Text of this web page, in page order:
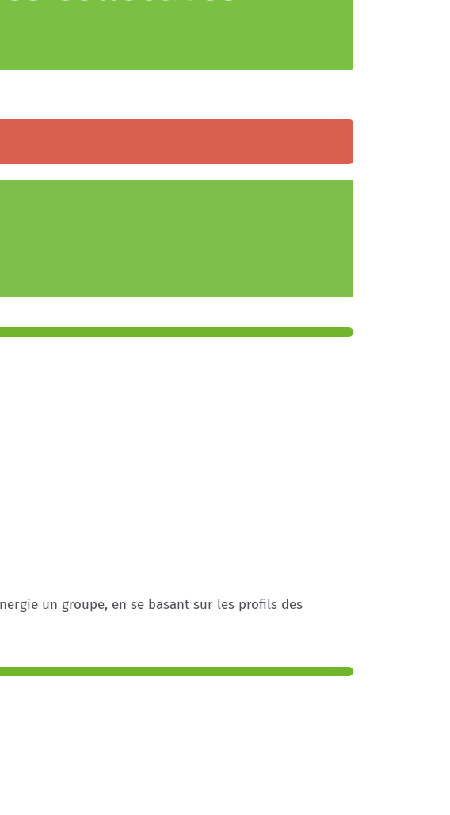
un groupe, en se basant sur les profils des